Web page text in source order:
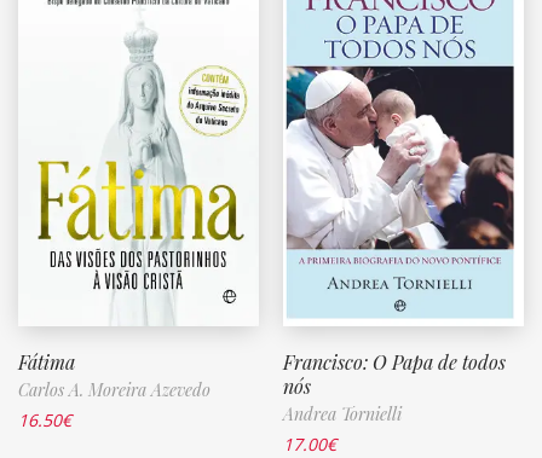
Fátima
Carlos A. Moreira Azevedo
16.50€
Francisco: O Papa de todos
nós
Andrea Tornielli
17.00€